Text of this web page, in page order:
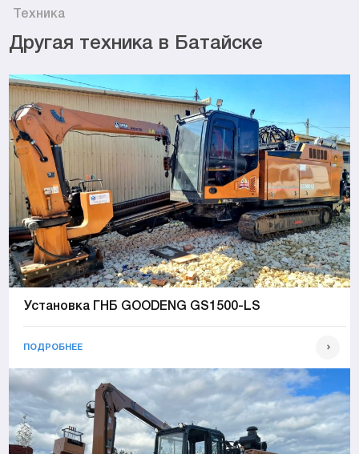
Техника
Другая техника в Батайске
Установка ГНБ GOODENG GS1500-LS
ПОДРОБНЕЕ